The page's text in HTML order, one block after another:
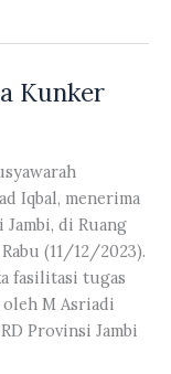
Kunker
Iqbal, menerima
di Ruang
(11/12/2023).
fasilitasi tugas
M Asriadi
Provinsi Jambi